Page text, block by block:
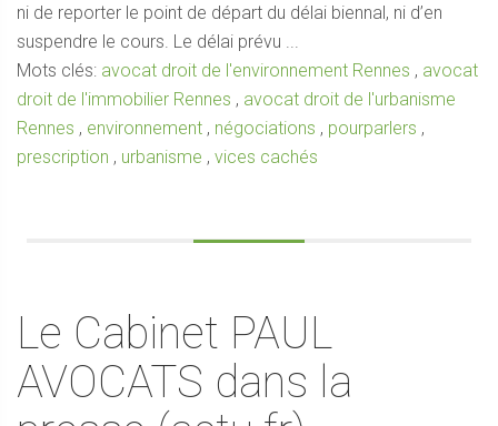
ni de reporter le point de départ du délai biennal, ni d’en
suspendre le cours. Le délai prévu ...
Mots clés: avocat droit de l'environnement Rennes , avocat
droit de l'immobilier Rennes , avocat droit de l'urbanisme
Rennes , environnement , négociations , pourparlers ,
prescription , urbanisme , vices cachés
Le Cabinet PAUL
AVOCATS dans la